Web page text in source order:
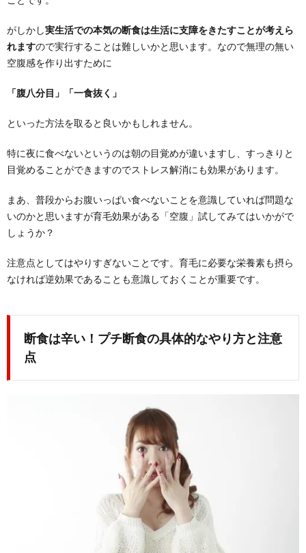
がしかし実生活での本気の断食は生活に支障をきたすことが考えら
れますので実行することは難しいかと思います。なので無理の無い
空腹感を作り出すために
「腹八分目」「一食抜く」
といった方法を取ると良いかもしれません。
特に夜に食べないというのは朝の目覚めが違いますし、すっきりと
目覚めることができますのでストレス解消にも効果があります。
まあ、普段からお腹いっぱい食べないことを意識していれば問題な
いのかと思いますが育毛効果がある「空腹」試してみてはいかがで
しょうか？
注意点としてはやりすぎないことです。育毛に必要な栄養素も摂ら
なければ逆効果であることも意識しておくことが重要です。
断食は辛い！プチ断食の具体的なやり方と注意
点